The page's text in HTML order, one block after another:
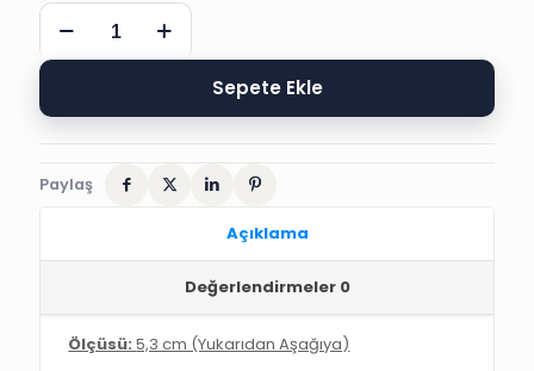
NAZAR
BONCUKLU
UĞUR
SÜNNET
Sepete Ekle
Paylaş
Açıklama
Değerlendirmeler 0
Ölçüsü:5,3 cm (Yukarıdan Aşağıya)